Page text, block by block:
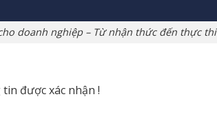
doanh nghiệp – Từ nhận thức đến thực thi
được xác nhận !